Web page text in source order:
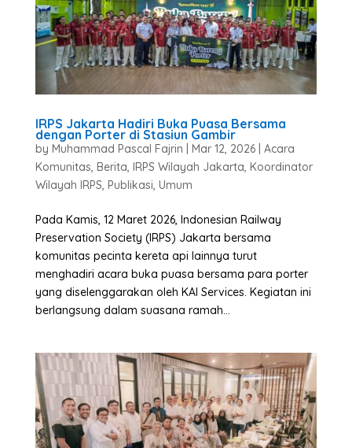
IRPS Jakarta Hadiri Buka Puasa Bersama
dengan Porter di Stasiun Gambir
by Muhammad Pascal Fajrin Mar 12, 2026| Acara
Komunitas, Berita, IRPS Wilayah Jakarta, Koordinator
Wilayah IRPS, Publikasi, Umum
Pada Kamis, 12 Maret 2026, Indonesian Railway
Preservation Society (IRPS) Jakarta bersama
komunitas pecinta kereta api lainnya turut
menghadiri acara buka puasa bersama para porter
yang diselenggarakan oleh KAI Services. Kegiatan ini
berlangsung dalam suasana ramah...